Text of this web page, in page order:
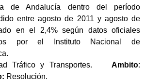
de Andalucía dentro del período
entre agosto de 2011 y agosto de
en el 2,4% según datos oficiales
por el Instituto Nacional de
Tráfico y Transportes. Ambito:
Resolución.